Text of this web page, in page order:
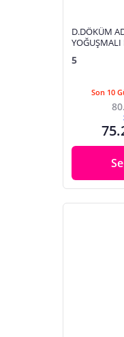
D.DÖKÜM
5
Son 10